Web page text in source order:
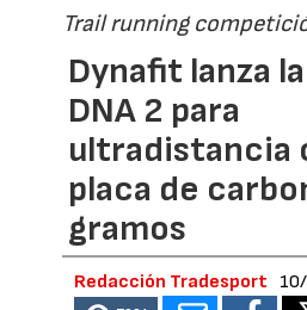
Trail running
Dynafit lanza
DNA 2 para
ultradistancia
placa de
gramos
Redacción Tradesport